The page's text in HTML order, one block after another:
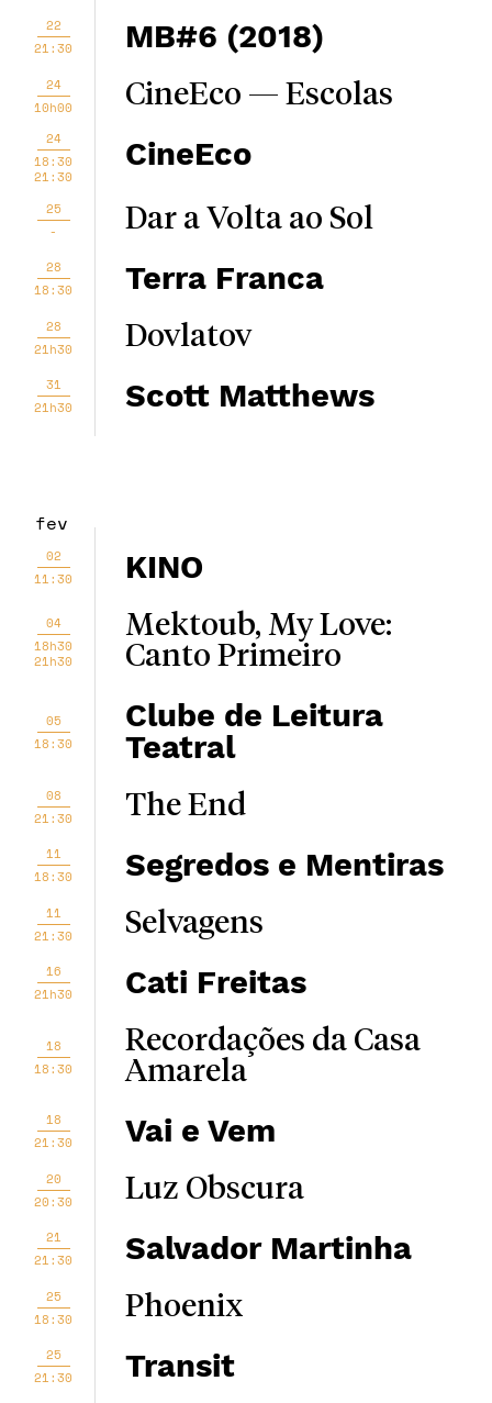
22
21:30
MB#6 (2018)
24
10h00
CineEco — Escolas
24
18:30
21:30
CineEco
25
-
Dar a Volta ao Sol
28
18:30
Terra Franca
28
21h30
Dovlatov
31
21h30
Scott Matthews
fev
02
11:30
KINO
04
18h30
21h30
Mektoub, My Love:
Canto Primeiro
05
18:30
Clube de Leitura
Teatral
08
21:30
The End
11
18:30
Segredos e Mentiras
11
21:30
Selvagens
16
21h30
Cati Freitas
18
18:30
Recordações da Casa
Amarela
18
21:30
Vai e Vem
20
20:30
Luz Obscura
21
21:30
Salvador Martinha
25
18:30
Phoenix
25
21:30
Transit